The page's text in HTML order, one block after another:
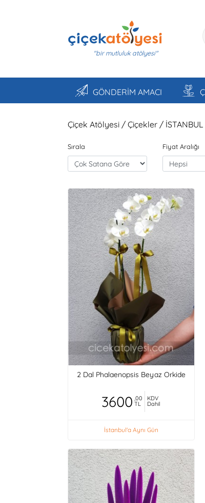
"bir mutluluk atölyesi"
GÖNDERİM AMACI
Çiçek Atölyesi / Çiçekler /
Sırala Fiyat Aralığı
2 Dal Phalaenopsis Beyaz Orkide
3600 ,00
TL
KDV
Dahil
İstanbul'a Aynı Gün